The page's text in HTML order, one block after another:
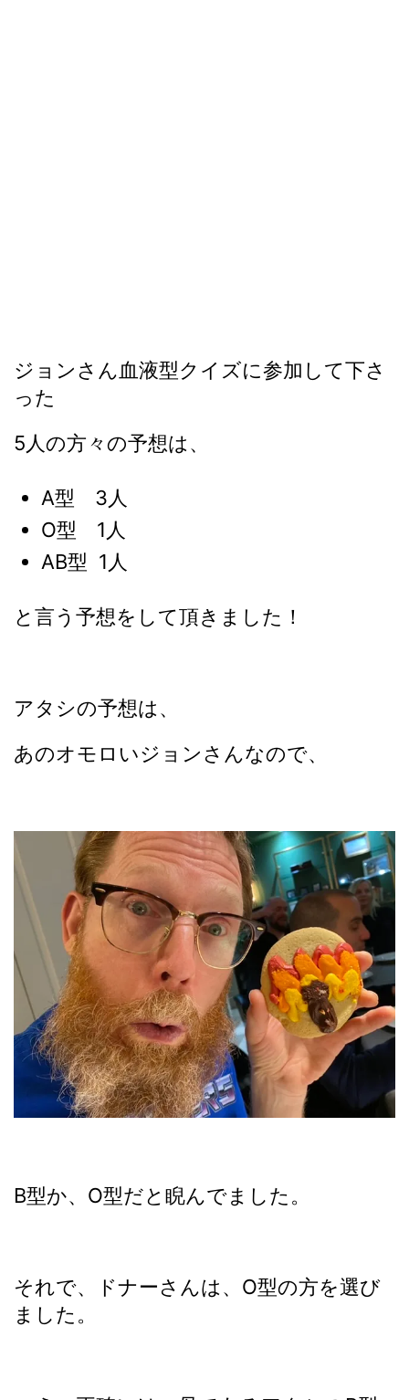
ジョンさん血液型クイズに参加して下さ
った
5人の方々の予想は、
A型 3人
O型 1人
AB型 1人
と言う予想をして頂きました！
アタシの予想は、
あのオモロいジョンさんなので、
B型か、O型だと睨んでました。
それで、ドナーさんは、O型の方を選び
ました。